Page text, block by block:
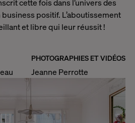
cette fois dans l’univers des
positif. L’aboutissement
et libre qui leur réussit !
PHOTOGRAPHIES ET VIDÉOS
Jeanne Perrotte